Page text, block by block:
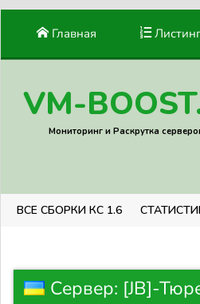
Главная
VM-
Мониторинг и Раскрутка
ВСЕ СБОРКИ КС 1.6
Сервер: [JB]-